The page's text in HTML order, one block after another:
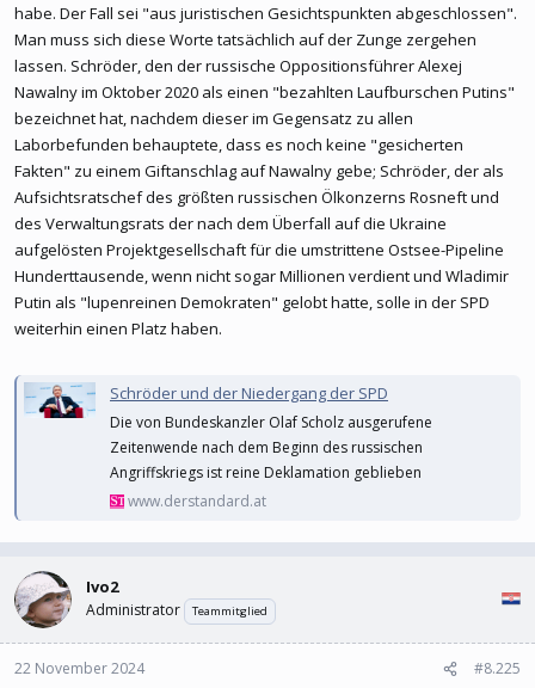
habe. Der Fall sei "aus juristischen Gesichtspunkten abgeschlossen".
Man muss sich diese Worte tatsächlich auf der Zunge zergehen
lassen. Schröder, den der russische Oppositionsführer Alexej
Nawalny im Oktober 2020 als einen "bezahlten Laufburschen Putins"
bezeichnet hat, nachdem dieser im Gegensatz zu allen
Laborbefunden behauptete, dass es noch keine "gesicherten
Fakten" zu einem Giftanschlag auf Nawalny gebe; Schröder, der als
Aufsichtsratschef des größten russischen Ölkonzerns Rosneft und
des Verwaltungsrats der nach dem Überfall auf die Ukraine
aufgelösten Projektgesellschaft für die umstrittene Ostsee-Pipeline
Hunderttausende, wenn nicht sogar Millionen verdient und Wladimir
Putin als "lupenreinen Demokraten" gelobt hatte, solle in der SPD
weiterhin einen Platz haben.
Schröder und der Niedergang der SPD
Die von Bundeskanzler Olaf Scholz ausgerufene
Zeitenwende nach dem Beginn des russischen
Angriffskriegs ist reine Deklamation geblieben
www.derstandard.at
Ivo2
Administrator Teammitglied
22 November 2024 #8.225